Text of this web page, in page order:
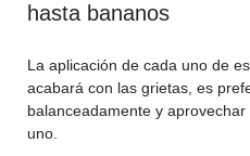
hasta bananos
La aplicación de cada uno de
acabará con las grietas, es
balanceadamente y
uno.